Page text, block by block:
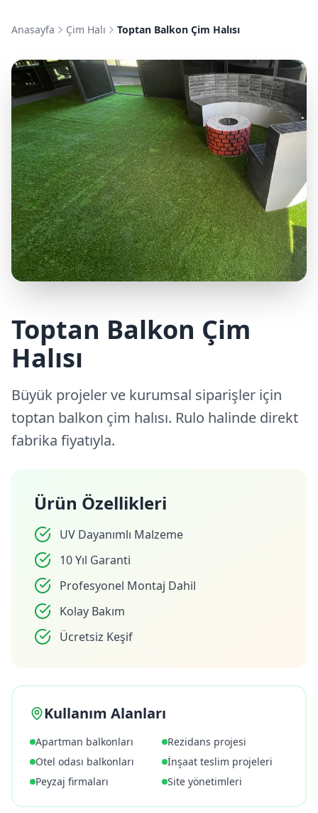
Anasayfa Çim Halı Toptan Balkon Çim Halısı
Toptan Balkon Çim
Halısı
Büyük projeler ve kurumsal siparişler için
toptan balkon çim halısı. Rulo halinde direkt
fabrika fiyatıyla.
Ürün Özellikleri
UV Dayanımlı Malzeme
10 Yıl Garanti
Profesyonel Montaj Dahil
Kolay Bakım
Ücretsiz Keşif
Kullanım Alanları
Apartman balkonları
Rezidans projesi
Otel odası balkonları
İnşaat teslim projeleri
Peyzaj firmaları
Site yönetimleri